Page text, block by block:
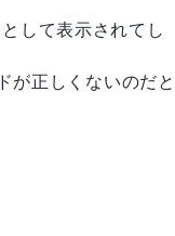
して表示されてし
が正しくないのだと